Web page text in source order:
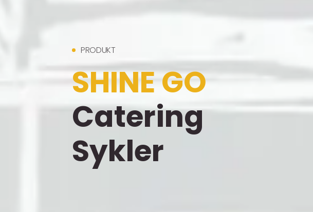
PRODUKT
SHINE GO
Catering
Sykler